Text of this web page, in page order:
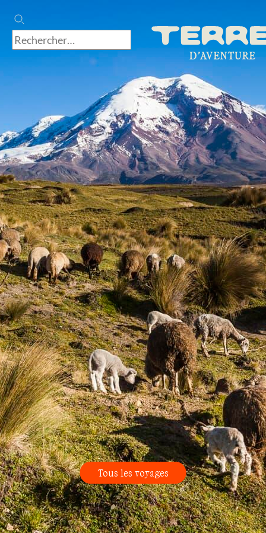
Tous les voyages